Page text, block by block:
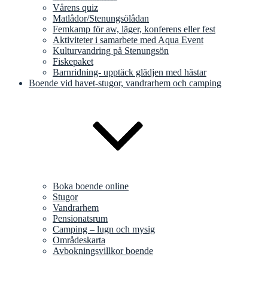
Vårens quiz
Matlådor/Stenungsölådan
Femkamp för aw, läger, konferens eller fest
Aktiviteter i samarbete med Aqua Event
Kulturvandring på Stenungsön
Fiskepaket
Barnridning- upptäck glädjen med hästar
Boende vid havet-stugor, vandrarhem och camping
Boka boende online
Stugor
Vandrarhem
Pensionatsrum
Camping – lugn och mysig
Områdeskarta
Avbokningsvillkor boende